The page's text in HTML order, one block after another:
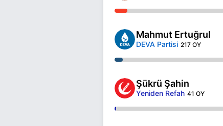
Mahmut Ertuğrul
DEVA Partisi 217 OY
Şükrü Şahin
Yeniden Refah 41 OY